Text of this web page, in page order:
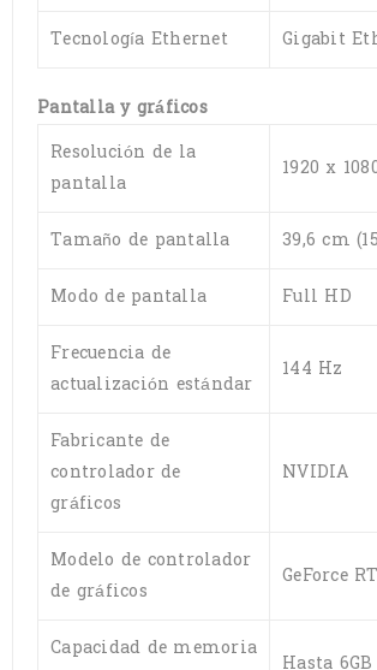
Tecnología Ethernet Gigabit
Pantalla y gráficos
Resolución de la
pantalla
1920 x
Tamaño de pantalla
39,6 cm
Modo de pantalla
Full HD
Frecuencia de
actualización estándar
144 Hz
Fabricante de
controlador de
gráficos
NVIDIA
Modelo de controlador
de gráficos
GeForce
Capacidad de memoria
Hasta 6GB